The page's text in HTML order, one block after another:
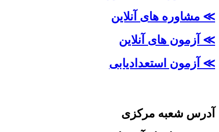
≫ مشاوره های آنلاین
≫ آزمون های آنلاین
≫ آزمون استعدادیابی
آدرس شعبه مرکزی